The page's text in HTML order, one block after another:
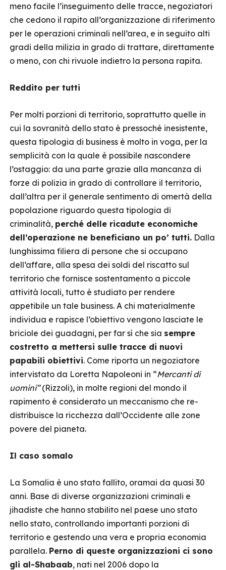
meno facile l’inseguimento delle tracce, negoziatori
che cedono il rapito all’organizzazione di riferimento
per le operazioni criminali nell’area, e in seguito alti
gradi della milizia in grado di trattare, direttamente
o meno, con chi rivuole indietro la persona rapita.
Reddito per tutti
Per molti porzioni di territorio, soprattutto quelle in
cui la sovranità dello stato è pressoché inesistente,
questa tipologia di business è molto in voga, per la
semplicità con la quale è possibile nascondere
l’ostaggio: da una parte grazie alla mancanza di
forze di polizia in grado di controllare il territorio,
dall’altra per il generale sentimento di omertà della
popolazione riguardo questa tipologia di
criminalità, perché delle ricadute economiche
dell’operazione ne beneficiano un po’ tutti. Dalla
lunghissima filiera di persone che si occupano
dell’affare, alla spesa dei soldi del riscatto sul
territorio che fornisce sostentamento a piccole
attività locali, tutto è studiato per rendere
appetibile un tale business. A chi materialmente
individua e rapisce l’obiettivo vengono lasciate le
briciole dei guadagni, per far sì che sia sempre
costretto a mettersi sulle tracce di nuovi
papabili obiettivi. Come riporta un negoziatore
intervistato da Loretta Napoleoni in “Mercanti di
uomini”(Rizzoli), in molte regioni del mondo il
rapimento è considerato un meccanismo che re-
distribuisce la ricchezza dall’Occidente alle zone
povere del pianeta.
Il caso somalo
La Somalia è uno stato fallito, oramai da quasi 30
anni. Base di diverse organizzazioni criminali e
jihadiste che hanno stabilito nel paese uno stato
nello stato, controllando importanti porzioni di
territorio e gestendo una vera e propria economia
parallela. Perno di queste organizzazioni ci sono
gli al-Shabaab, nati nel 2006 dopo la